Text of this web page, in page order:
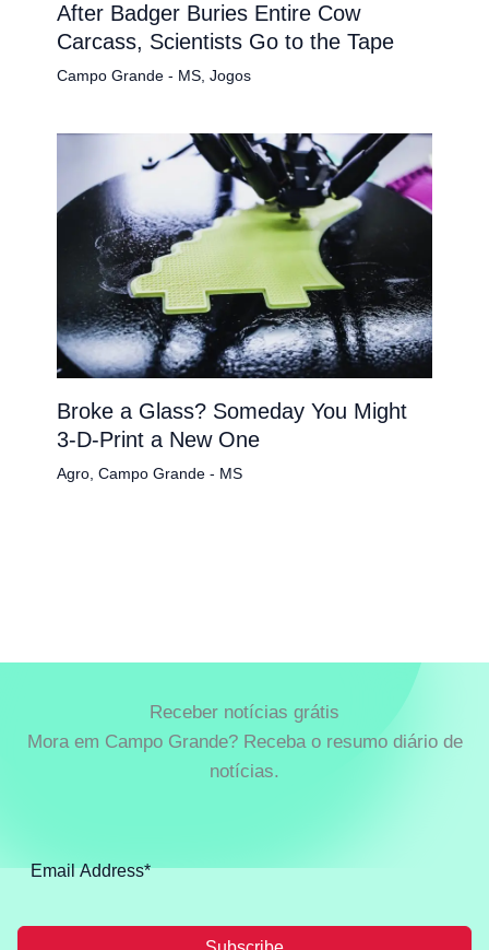
After Badger Buries Entire Cow
Carcass, Scientists Go to the Tape
Campo Grande - MS, Jogos
Broke a Glass? Someday You Might
3-D-Print a New One
Agro, Campo Grande - MS
Receber notícias grátis
Mora em Campo Grande? Receba o resumo diário de
notícias.